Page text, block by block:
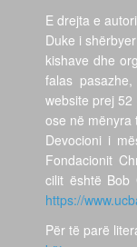
E drejta e
Duke i
kishave dhe
falas
website prej
ose në mënyra
Devocioni i
Fondacionit
cilit është Bob
https://
Për të parë